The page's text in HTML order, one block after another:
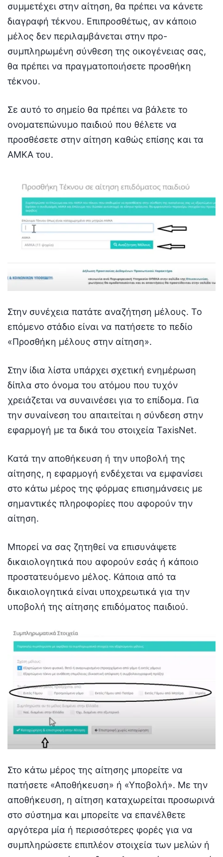
συμμετέχει στην αίτηση, θα πρέπει να κάνετε
διαγραφή τέκνου. Επιπροσθέτως, αν κάποιο
μέλος δεν περιλαμβάνεται στην προ-
συμπληρωμένη σύνθεση της οικογένειας σας,
θα πρέπει να πραγματοποιήσετε προσθήκη
τέκνου.
Σε αυτό το σημείο θα πρέπει να βάλετε το
ονοματεπώνυμο παιδιού που θέλετε να
προσθέσετε στην αίτηση καθώς επίσης και τα
ΑΜΚΑ του.
Στην συνέχεια πατάτε αναζήτηση μέλους. Το
επόμενο στάδιο είναι να πατήσετε το πεδίο
«Προσθήκη μέλους στην αίτηση».
Στην ίδια λίστα υπάρχει σχετική ενημέρωση
δίπλα στο όνομα του ατόμου που τυχόν
χρειάζεται να συναινέσει για το επίδομα. Για
την συναίνεση του απαιτείται η σύνδεση στην
εφαρμογή με τα δικά του στοιχεία TaxisNet.
Κατά την αποθήκευση ή την υποβολή της
αίτησης, η εφαρμογή ενδέχεται να εμφανίσει
στο κάτω μέρος της φόρμας επισημάνσεις με
σημαντικές πληροφορίες που αφορούν την
αίτηση.
Μπορεί να σας ζητηθεί να επισυνάψετε
δικαιολογητικά που αφορούν εσάς ή κάποιο
προστατευόμενο μέλος. Κάποια από τα
δικαιολογητικά είναι υποχρεωτικά για την
υποβολή της αίτησης επιδόματος παιδιού.
Στο κάτω μέρος της αίτησης μπορείτε να
πατήσετε «Αποθήκευση» ή «Υποβολή». Με την
αποθήκευση, η αίτηση καταχωρείται προσωρινά
στο σύστημα και μπορείτε να επανέλθετε
αργότερα μία ή περισσότερες φορές για να
συμπληρώσετε επιπλέον στοιχεία των μελών ή